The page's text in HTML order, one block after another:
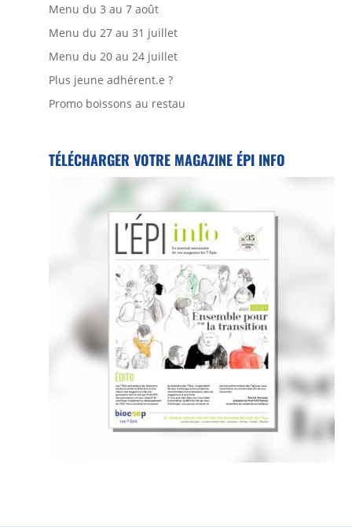
Menu du 3 au 7 août
Menu du 27 au 31 juillet
Menu du 20 au 24 juillet
Plus jeune adhérent.e ?
Promo boissons au restau
TÉLÉCHARGER VOTRE MAGAZINE ÉPI INFO